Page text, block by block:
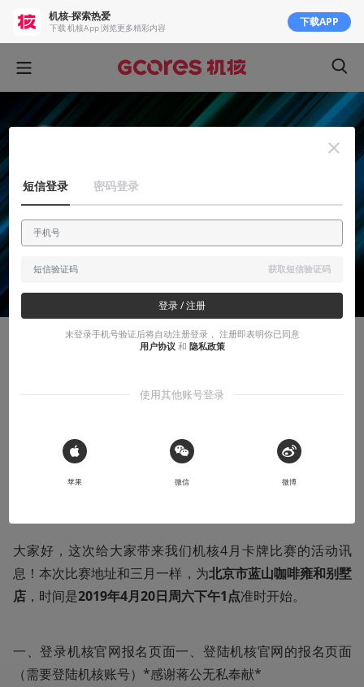
2019年4月机核PokemonTCG月赛预告
蛋本PTCG
大家好，这次给大家带来我们机核4月卡牌比赛的活动讯
息！本次比赛地址和三月一样，为北京市蓝山咖啡雍和别墅
店 ，时间是2019年4月20日周六下午1点准时开始。
一、登录机核官网报名页面一、登陆机核官网的报名页面
（需要登陆机核账号）*感谢蒋公无私奉献*
机核-探索热爱
下载 机核App 浏览更多精彩内容 下载APP
短信登录 密码登录
获取短信验证码
登录 / 注册
未登录手机号验证后将自动注册登录， 注册即表明你已同意
用户协议 和 隐私政策
使用其他账号登录
 Sign in with Apple
苹果 微信 微博